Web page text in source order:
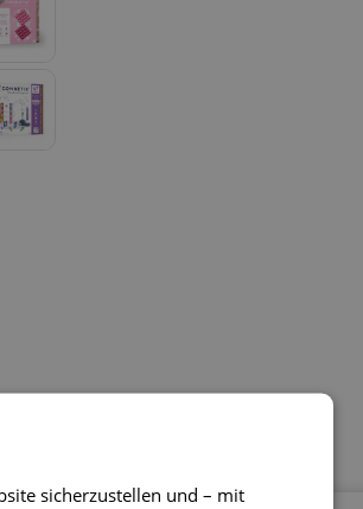
sicherzustellen und – mit